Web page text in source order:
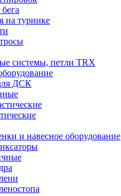
на турнике
системы, петли TRX
ДСК
и навесное оборудование